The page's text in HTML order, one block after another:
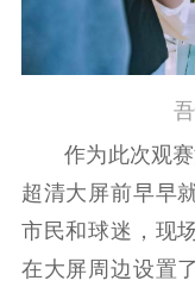
吾悦
作为此次观赛
超清大屏前早早
市民和球迷，现
在大屏周边设置